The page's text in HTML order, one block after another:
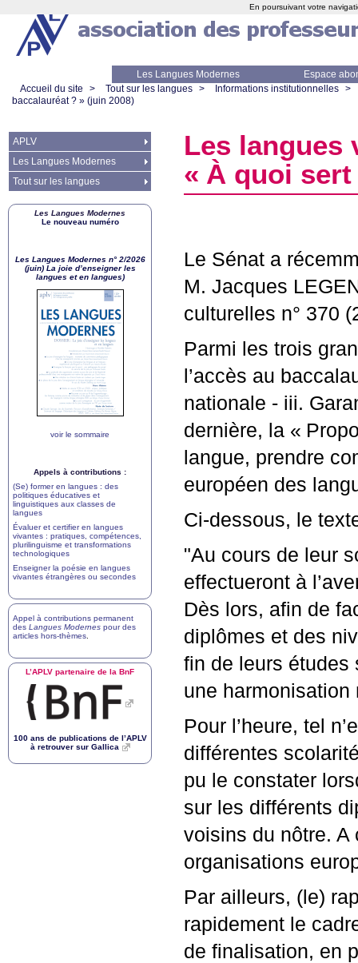
Les Langues Modernes
Espace
Accueil du site
> Tout sur les langues > Informations institutionnelles >
baccalauréat ? » (juin 2008)
Les langues
« À quoi
Le Sénat a
M. Jacques
culturelles n° 370
Parmi les trois
l’accès au
nationale - iii.
dernière, la «
langue, prendre
européen des
Ci-dessous, le
"Au cours de leur
effectueront à
Dès lors, afin de
diplômes et des
fin de leurs études
une
Pour l’heure, tel
différentes
pu le constater
sur les différents
voisins du nôtre. A
organisations
Par ailleurs, (le)
rapidement le
de finalisation, en
APLV
Les Langues Modernes
Tout sur les langues
Les Langues Modernes
Le nouveau numéro
Les Langues Modernes n° 2/2026
(juin) La joie d’enseigner les
langues et en langues)
voir le sommaire
Appels à contributions :
(Se) former en langues : des
politiques éducatives et
linguistiques aux classes de
langues
Évaluer et certifier en langues
vivantes : pratiques, compétences,
plurilinguisme et transformations
technologiques
Enseigner la poésie en langues
vivantes étrangères ou secondes
Appel à contributions permanent
des Langues Modernes pour des
articles hors-thèmes
L’APLV partenaire de la BnF
100 ans de publications de l’APLV
à retrouver sur Gallica
En poursuivant votre